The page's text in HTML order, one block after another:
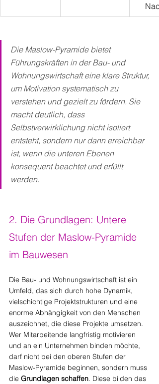
Die Maslow-Pyramide bietet
Führungskräften in der Bau- und
Wohnungswirtschaft eine klare Struktur,
um Motivation systematisch zu
verstehen und gezielt zu fördern. Sie
macht deutlich, dass
Selbstverwirklichung nicht isoliert
entsteht, sondern nur dann erreichbar
ist, wenn die unteren Ebenen
konsequent beachtet und erfüllt
werden.
2. Die Grundlagen: Untere
Stufen der Maslow-Pyramide
im Bauwesen
Die Bau- und Wohnungswirtschaft ist ein
Umfeld, das sich durch hohe Dynamik,
vielschichtige Projektstrukturen und eine
enorme Abhängigkeit von den Menschen
auszeichnet, die diese Projekte umsetzen.
Wer Mitarbeitende langfristig motivieren
und an ein Unternehmen binden möchte,
darf nicht bei den oberen Stufen der
Maslow-Pyramide beginnen, sondern muss
die Grundlagen schaffen. Diese bilden das